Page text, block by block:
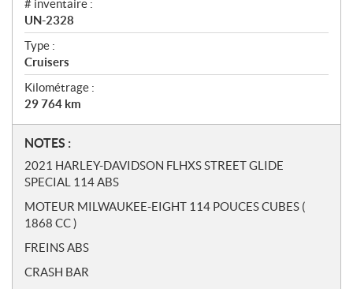
# inventaire :
UN-2328
Type :
Cruisers
Kilométrage :
29 764 km
N
o
t
s
NOTES :
2021 HARLEY-DAVIDSON FLHXS STREET GLIDE
SPECIAL 114 ABS
MOTEUR MILWAUKEE-EIGHT 114 POUCES CUBES (
1868 CC )
FREINS ABS
CRASH BAR